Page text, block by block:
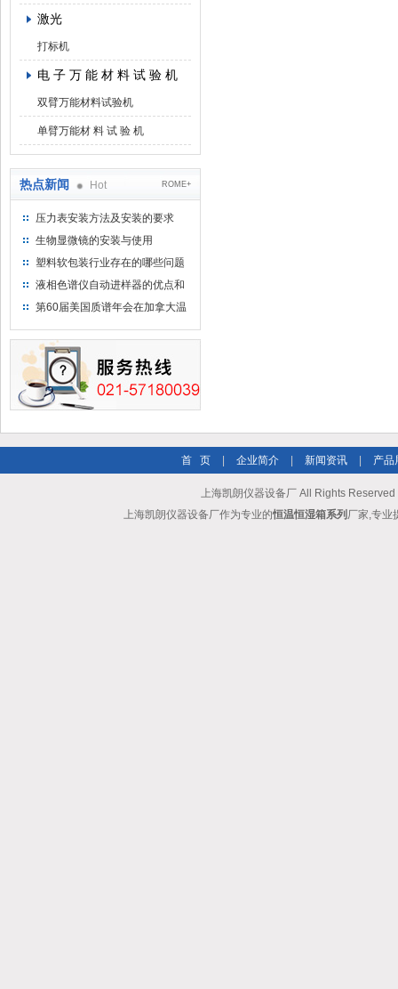
激光
打标机
电 子 万 能 材 料 试 验 机
双臂万能材料试验机
单臂万能材 料 试 验 机
热点新闻 Hot ROME+
压力表安装方法及安装的要求
生物显微镜的安装与使用
塑料软包装行业存在的哪些问题
液相色谱仪自动进样器的优点和
维护
第60届美国质谱年会在加拿大温
首 页 企业简介 新闻资讯 产品
上海凯朗仪器设备厂 All Rights Reserved
上海凯朗仪器设备厂作为专业的恒温恒湿箱系列 厂家,专业